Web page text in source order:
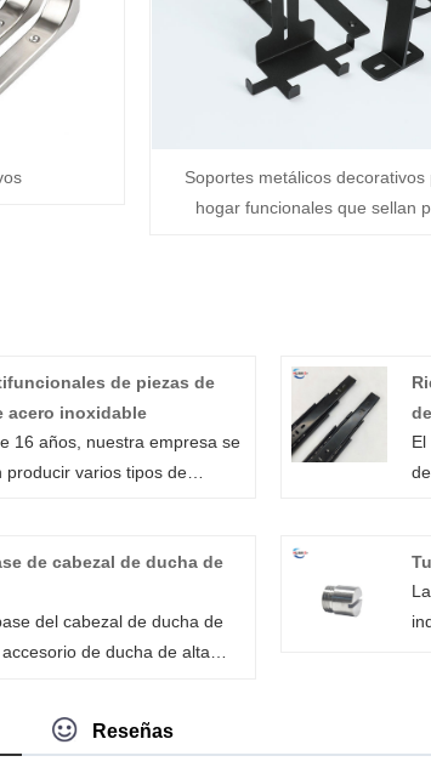
Soportes metálicos decorativos
hogar funcionales que sellan
de piezas de
acero inoxidable
16 años, nuestra empresa se
producir varios tipos de
comerciales han reconocido y
calidad y la popularidad
productos. En todo
empresa está
que cuando los
nuestras piezas metálicas
de cabezal de ducha de
del cabezal de ducha de
de ducha de alta
alta calidad. El soporte de la
de ducha fabricado por
Reseñas